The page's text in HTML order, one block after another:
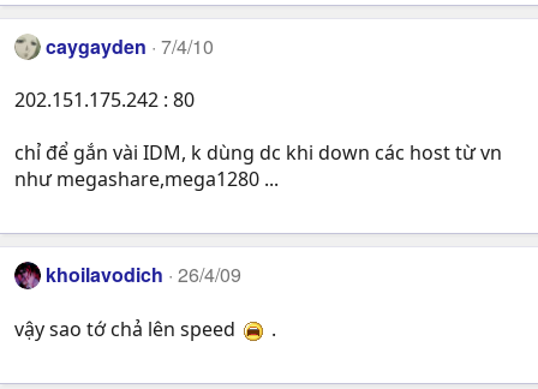
caygayden 7/4/10
202.151.175.242 : 80
chỉ để gắn vài IDM, k dùng dc khi down các host từ vn
như megashare,mega1280 ...
khoilavodich 26/4/09
vậy sao tớ chả lên speed .